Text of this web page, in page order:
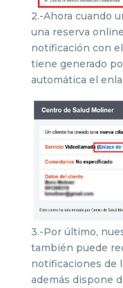
2.-Ahora cuando
una reserva
notificación con
tiene generado
automática el
3.-Por último,
también puede
notificaciones de
además dispone